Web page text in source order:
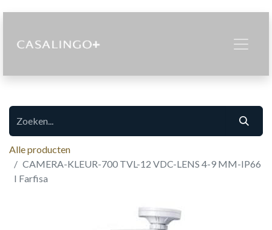
Alle producten
CAMERA-KLEUR-700 TVL-12 VDC-LENS 4-9 MM-IP66
I Farfisa